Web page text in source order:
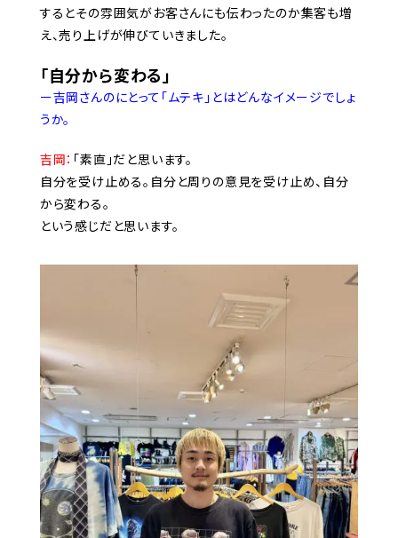
するとその雰囲気がお客さんにも伝わったのか集客も増
え、売り上げが伸びていきました。
「自分から変わる」
ー吉岡さんのにとって「ムテキ」とはどんなイメージでしょ
うか。
吉岡： 「素直」だと思います。
自分を受け止める。自分と周りの意見を受け止め、自分
から変わる。
という感じだと思います。